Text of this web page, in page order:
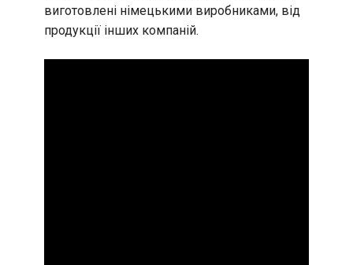
виготовлені німецькими виробниками, від
продукції інших компаній.